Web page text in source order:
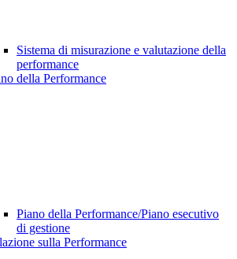
Sistema di misurazione e valutazione della
performance
della Performance
Piano della Performance/Piano esecutivo
di gestione
sulla Performance